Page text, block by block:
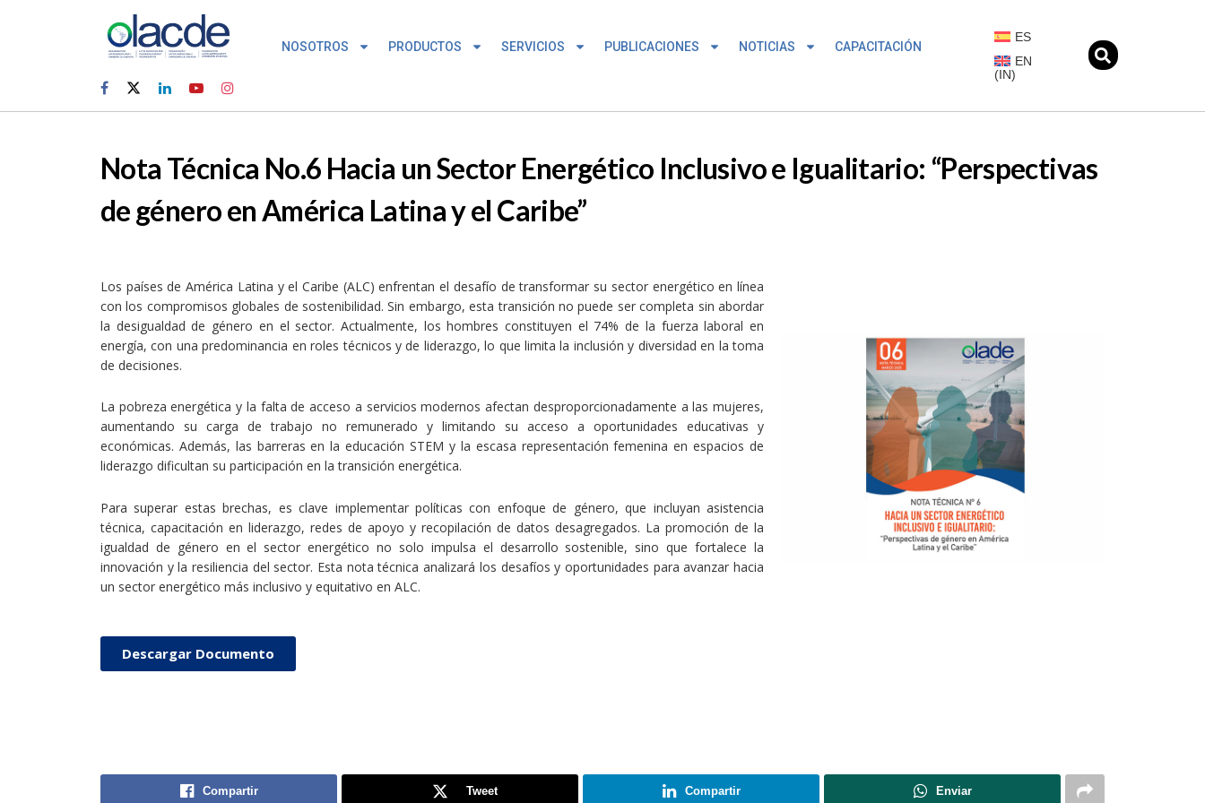
NOSOTROS PRODUCTOS SERVICIOS PUBLICACIONES NOTICIAS CAPACITACIÓN
ES
EN
(IN)
Nota Técnica No.6 Hacia un Sector Energético Inclusivo e Igualitario: “Perspectivas
de género en América Latina y el Caribe”
Los países de América Latina y el Caribe (ALC) enfrentan el desafío de transformar su sector energético en línea
con los compromisos globales de sostenibilidad. Sin embargo, esta transición no puede ser completa sin abordar
la desigualdad de género en el sector. Actualmente, los hombres constituyen el 74% de la fuerza laboral en
energía, con una predominancia en roles técnicos y de liderazgo, lo que limita la inclusión y diversidad en la toma
de decisiones.
La pobreza energética y la falta de acceso a servicios modernos afectan desproporcionadamente a las mujeres,
aumentando su carga de trabajo no remunerado y limitando su acceso a oportunidades educativas y
económicas. Además, las barreras en la educación STEM y la escasa representación femenina en espacios de
liderazgo dificultan su participación en la transición energética.
Para superar estas brechas, es clave implementar políticas con enfoque de género, que incluyan asistencia
técnica, capacitación en liderazgo, redes de apoyo y recopilación de datos desagregados. La promoción de la
igualdad de género en el sector energético no solo impulsa el desarrollo sostenible, sino que fortalece la
innovación y la resiliencia del sector. Esta nota técnica analizará los desafíos y oportunidades para avanzar hacia
un sector energético más inclusivo y equitativo en ALC.
Descargar Documento
Compartir Tweet Compartir Enviar